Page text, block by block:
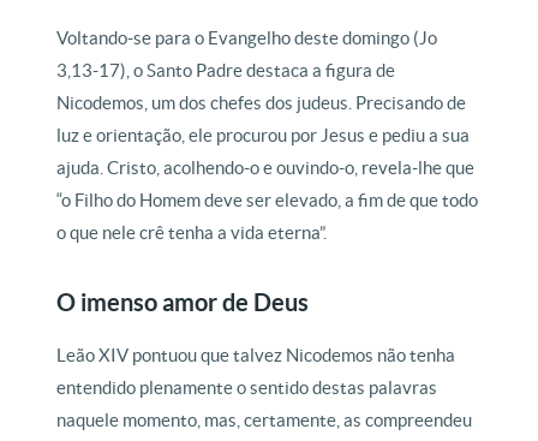
Voltando-se para o Evangelho deste domingo (Jo
3,13-17), o Santo Padre destaca a figura de
Nicodemos, um dos chefes dos judeus. Precisando de
luz e orientação, ele procurou por Jesus e pediu a sua
ajuda. Cristo, acolhendo-o e ouvindo-o, revela-lhe que
“o Filho do Homem deve ser elevado, a fim de que todo
o que nele crê tenha a vida eterna”.
O imenso amor de Deus
Leão XIV pontuou que talvez Nicodemos não tenha
entendido plenamente o sentido destas palavras
naquele momento, mas, certamente, as compreendeu